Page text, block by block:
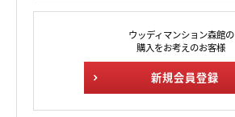
ウッディマンション森館の
購入をお考えのお客様
新規会員登録